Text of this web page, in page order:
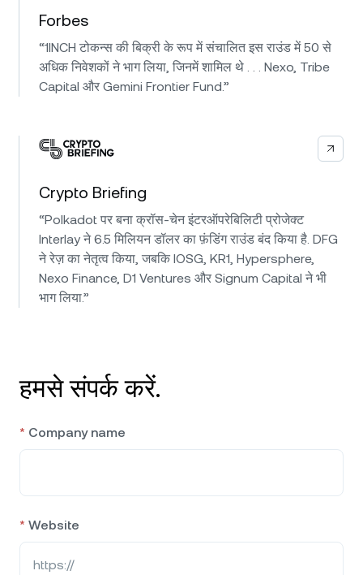
Forbes
“1INCH टोकन्स की बिक्री के रूप में संचालित इस राउंड में 50 से
अधिक निवेशकों ने भाग लिया, जिनमें शामिल थे . . . Nexo, Tribe
Capital और Gemini Frontier Fund.”
Crypto Briefing
“Polkadot पर बना क्रॉस-चेन इंटरऑपरेबिलिटी प्रोजेक्ट
Interlay ने 6.5 मिलियन डॉलर का फ़ंडिंग राउंड बंद किया है. DFG
ने रेज़ का नेतृत्व किया, जबकि IOSG, KR1, Hypersphere,
Nexo Finance, D1 Ventures और Signum Capital ने भी
भाग लिया.”
हमसे संपर्क करें.
* Company name
* Website